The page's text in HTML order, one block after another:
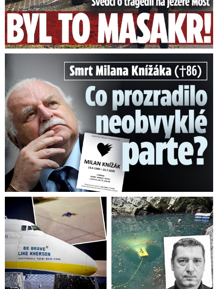
Smrt Milana Knížáka (†86): Co prozradilo neobvyklé parte?